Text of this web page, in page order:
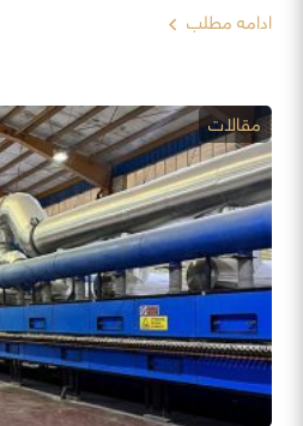
ادامه مطلب
مقالات